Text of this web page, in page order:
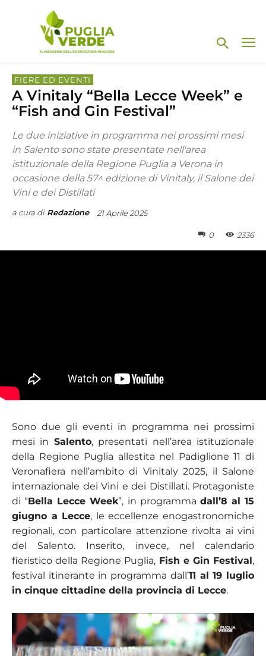
FIERE ED EVENTI
A Vinitaly “Bella Lecce Week” e
“Fish and Gin Festival”
Le due iniziative in programma nei prossimi mesi
in Salento sono state presentate nell'area
istituzionale della Regione Puglia a Verona in
occasione della 57^ edizione di Vinitaly, il Salone dei
Vini e dei Distillati
a cura di Redazione 21 Aprile 2025
0 2336
Sono due gli eventi in programma nei prossimi
mesi in Salento, presentati nell’area istituzionale
della Regione Puglia allestita nel Padiglione 11 di
Veronafiera nell’ambito di Vinitaly 2025, il Salone
internazionale dei Vini e dei Distillati. Protagoniste
di “Bella Lecce Week”, in programma dall’8 al 15
giugno a Lecce, le eccellenze enogastronomiche
regionali, con particolare attenzione rivolta ai vini
del Salento. Inserito, invece, nel calendario
fieristico della Regione Puglia, Fish e Gin Festival,
festival itinerante in programma dall’11 al 19 luglio
in cinque cittadine della provincia di Lecce.